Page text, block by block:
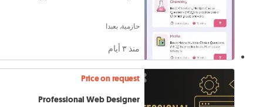
حازمية, بعبدا
منذ ٣ أيام
Price on request
Professional Web Designer